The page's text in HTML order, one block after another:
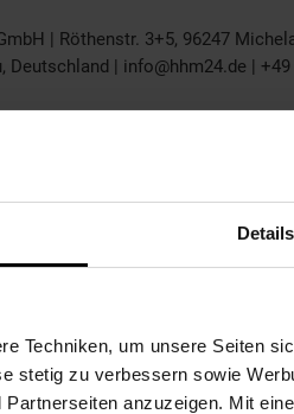
Details
Techniken, um unsere Seiten
stetig zu verbessern sowie
anzuzeigen. Mit
| Röthenstr. 3+5, 96247
| info@hhm24.de |